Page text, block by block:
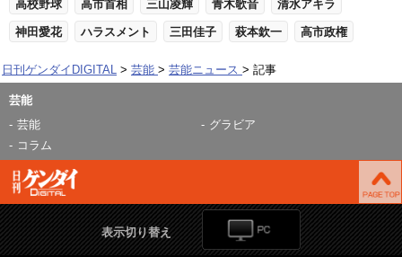
高校野球 高市首相 三山凌輝 青木歌音 清水アキラ
神田愛花 ハラスメント 三田佳子 萩本欽一 高市政権
日刊ゲンダイDIGITAL 芸能 芸能ニュース 記事
芸能
芸能
グラビア
コラム
表示切り替え